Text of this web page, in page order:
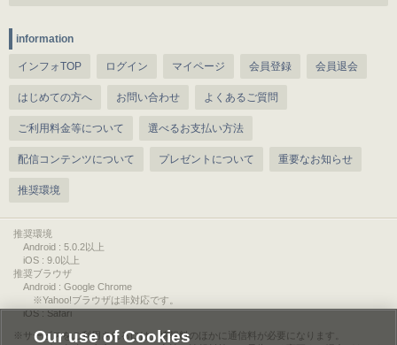
information
インフォTOP ログイン マイページ 会員登録 会員退会
はじめての方へ お問い合わせ よくあるご質問
ご利用料金等について 選べるお支払い方法
配信コンテンツについて プレゼントについて 重要なお知らせ
推奨環境
推奨環境
Android : 5.0.2以上
iOS : 9.0以上
推奨ブラウザ
Android : Google Chrome
※Yahoo!ブラウザは非対応です。
iOS : Safari
サービスをご利用されるには、情報料のほかに通信料が必要になります。
Our use of Cookies